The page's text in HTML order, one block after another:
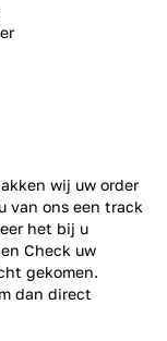
wij uw order
van ons een track
het bij u
Check uw
gekomen.
dan direct